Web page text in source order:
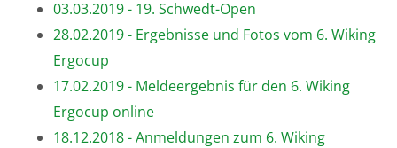
03.03.2019 - 19. Schwedt-Open
28.02.2019 - Ergebnisse und Fotos vom 6. Wiking
Ergocup
17.02.2019 - Meldeergebnis für den 6. Wiking
Ergocup online
18.12.2018 - Anmeldungen zum 6. Wiking